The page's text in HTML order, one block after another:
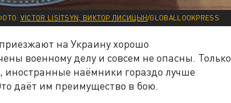
VICTOR LISITSYN, ВИКТОР ЛИСИЦЫН/GLOBALLOOKPRESS
на Украину хорошо
военному делу и совсем не опасны. Только
иностранные наёмники гораздо лучше
даёт им преимущество в бою.